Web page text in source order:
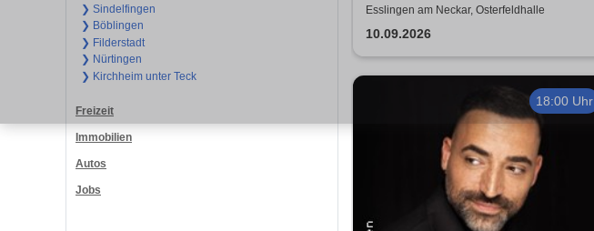
❯ Sindelfingen
❯ Böblingen
❯ Filderstadt
❯ Nürtingen
❯ Kirchheim unter Teck
Freizeit
Immobilien
Autos
Jobs
Show 2026
Esslingen am Neckar, Osterfeldhalle
10.09.2026
18:00 Uhr